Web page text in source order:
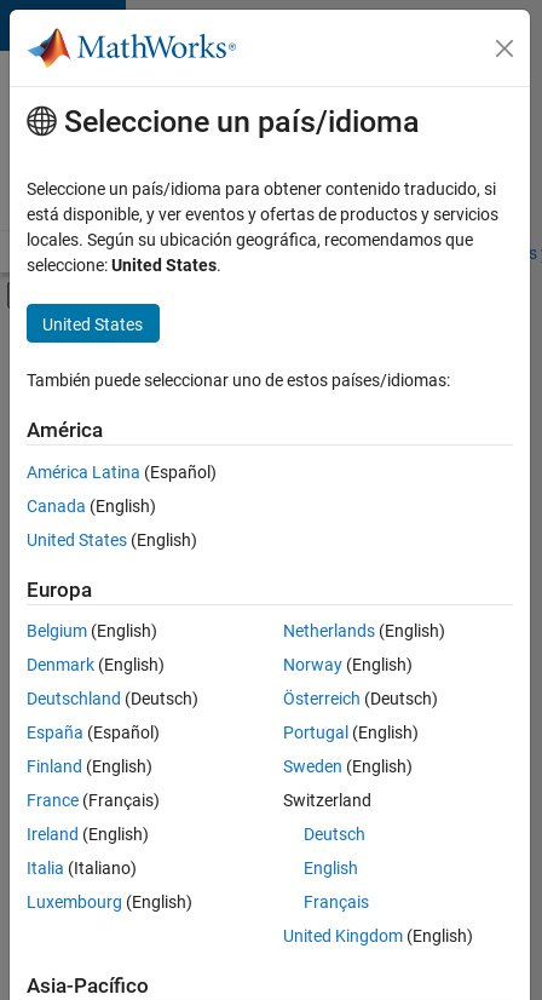
Saltar al contenido
Ofertas
de
empleo
MathWorks
Visión general Búsqueda de empleo Oficinas locales
Contenido principal
FILTRADO POR
Actualmente
no
puestos
disponibles
que
se
correspondan
con
sus
criterios
de
búsqueda.
Pruebe
ampliar
su
todos
Seleccione un país/idioma
Seleccione un país/idioma para obtener contenido traducido, si
está disponible, y ver eventos y ofertas de productos y servicios
locales. Según su ubicación geográfica, recomendamos que
seleccione:United States.
United States
También puede seleccionar uno de estos países/idiomas:
América
América Latina (Español)
Canada (English)
United States (English)
Europa
Belgium (English)
Denmark (English)
Deutschland (Deutsch)
España (Español)
Finland (English)
France (Français)
Ireland (English)
Italia (Italiano)
Luxembourg (English)
Netherlands(English)
Norway(English)
Österreich (Deutsch)
Portugal (English)
Sweden (English)
Switzerland
Deutsch
English
Français
United Kingdom(English)
Asia-Pacífico